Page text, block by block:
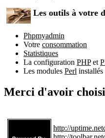
Les outils à votre
Phpmyadmin
Votre consommation
Statistiques
La configuration PHPet
Les modules Perl installés
Merci d'avoir choisi
http://